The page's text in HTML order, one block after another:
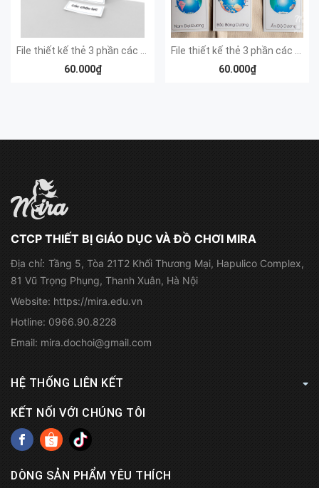
File thiết kế thẻ 3 phần các Châu lục - Tiếng Việt
60.000₫
File thiết kế thẻ 3 phần các Đại dương - Tiếng Việt
60.000₫
CTCP THIẾT BỊ GIÁO DỤC VÀ ĐỒ CHƠI MIRA
Địa chỉ: Tầng 5, Tòa 21T2 Khối Thương Mại, Hapulico Complex,
81 Vũ Trọng Phụng, Thanh Xuân, Hà Nội
Website: https://mira.edu.vn
Hotline: 0966.90.8228
Email: mira.dochoi@gmail.com
HỆ THỐNG LIÊN KẾT
KẾT NỐI VỚI CHÚNG TÔI
DÒNG SẢN PHẨM YÊU THÍCH